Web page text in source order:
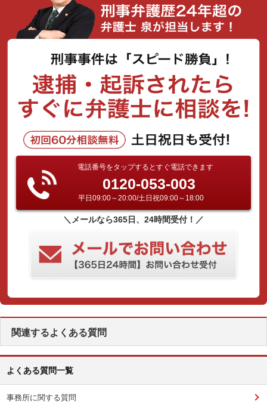
電話番号をタップするとすぐ電話できます
0120-053-003
平日09:00～20:00/土日祝09:00～18:00
＼メールなら365日、24時間受付！／
関連するよくある質問
よくある質問一覧
事務所に関する質問